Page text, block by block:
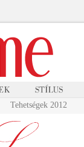
Tehetségek 2012